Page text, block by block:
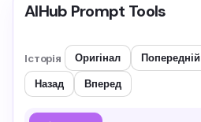
AIHub Prompt Tools
Історія Оригінал Попередній
Назад Вперед